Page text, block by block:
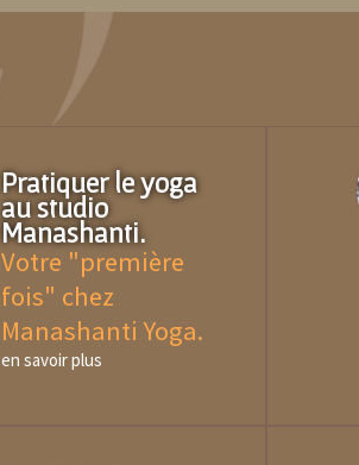
Pratiquer le yoga
au studio
Manashanti.
Votre "première
fois" chez
Manashanti Yoga.
en savoir plus